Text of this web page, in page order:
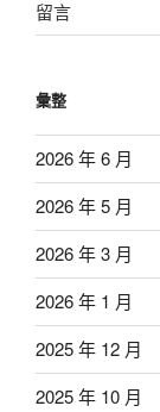
留言
彙整
2026 年 6 月
2026 年 5 月
2026 年 3 月
2026 年 1 月
2025 年 12 月
2025 年 10 月